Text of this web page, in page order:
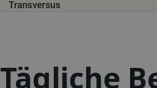
Tägliche